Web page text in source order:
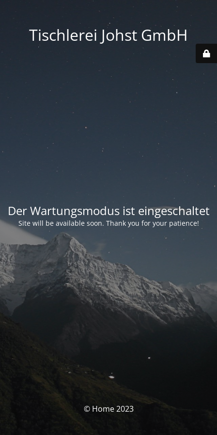
Tischlerei Johst GmbH
Der Wartungsmodus ist eingeschaltet
Site will be available soon. Thank you for your patience!
© Home 2023